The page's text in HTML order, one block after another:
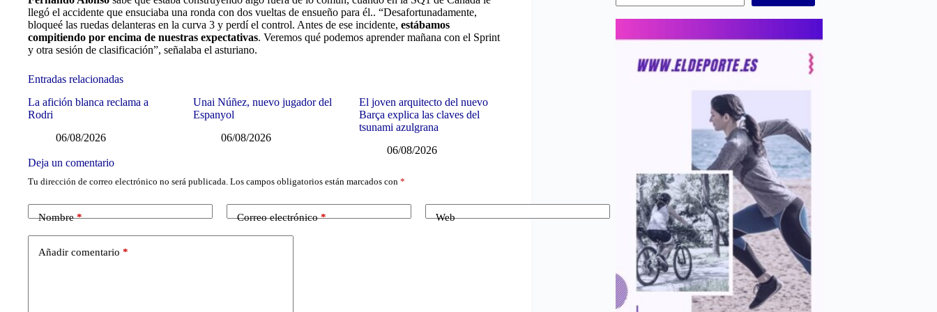
llegó el accidente que ensuciaba una ronda con dos vueltas de ensueño para él.. “Desafortunadamente,
bloqueé las ruedas delanteras en la curva 3 y perdí el control. Antes de ese incidente, estábamos
compitiendo por encima de nuestras expectativas. Veremos qué podemos aprender mañana con el Sprint
y otra sesión de clasificación”, señalaba el asturiano.
Entradas relacionadas
La afición blanca reclama a
Rodri
06/08/2026
Unai Núñez, nuevo jugador del
Espanyol
06/08/2026
El joven arquitecto del nuevo
Barça explica las claves del
tsunami azulgrana
06/08/2026
Deja un comentario
Tu dirección de correo electrónico no será publicada. Los campos obligatorios están marcados con *
Nombre* Correo electrónico* Web
Añadir comentario *